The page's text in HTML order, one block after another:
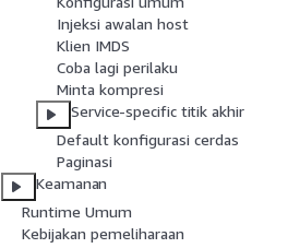
Injeksi awalan host
Klien IMDS
Coba lagi perilaku
Minta kompresi
Service-specific titik akhir
Default konfigurasi cerdas
Paginasi
Keamanan
Runtime Umum
Kebijakan pemeliharaan